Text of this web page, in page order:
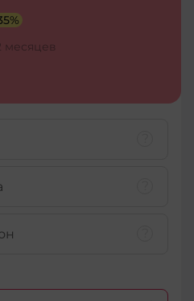
%
месяцев